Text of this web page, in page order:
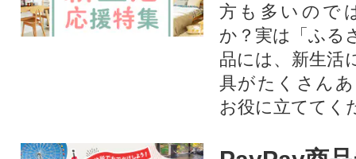
方も多いので
か？実は「ふる
品には、新生活
具がたくさん
お役に立ててく